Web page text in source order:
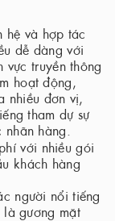
hệ và hợp tác
dễ dàng với
truyền thông
hoạt động,
nhiều đơn vị,
tham dự sự
hàng.
với nhiều gói
khách hàng
người nổi tiếng
là gương mặt